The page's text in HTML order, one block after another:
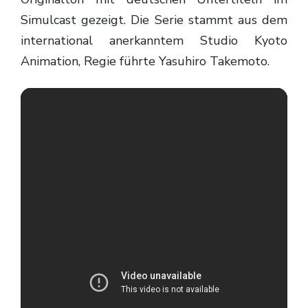
Simulcast gezeigt. Die Serie stammt aus dem
international anerkanntem Studio Kyoto
Animation, Regie führte Yasuhiro Takemoto.